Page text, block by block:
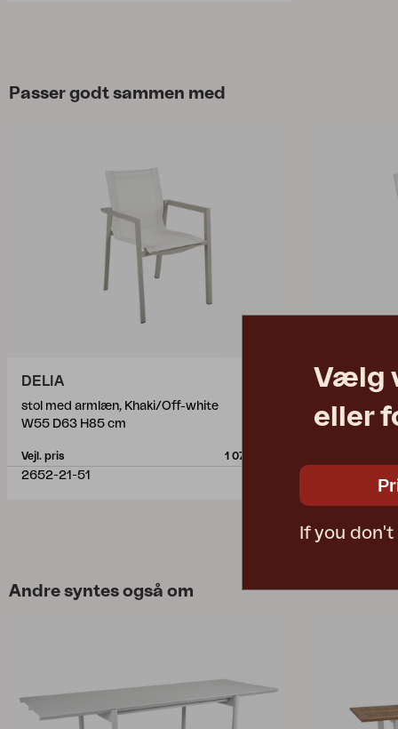
Passer godt sammen med
DELIA
stol med armlæn, Khaki/Off-white
W55 D63 H85 cm
Vejl. pris 1 070 DKK
2652-21-51
DELIA
W47 D58
Andre syntes også om
Vælg
eller
If you